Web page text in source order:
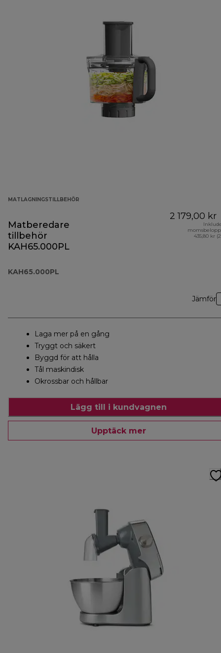
MATLAGNINGSTILLBEHÖR
Matberedare
tillbehör
KAH65.000PL
KAH65.000PL
2 179,00 kr
435,80 kr
Jämför
Laga mer på en gång
Tryggt och säkert
Byggd för att hålla
Tål maskindisk
Okrossbar och hållbar
Lägg till i kundvagnen
Upptäck mer